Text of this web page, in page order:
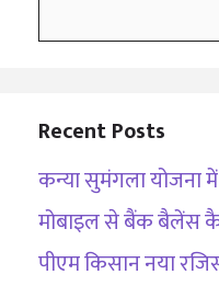
Recent Posts
कन्या सुमंगला योजना
मोबाइल से बैंक बैलेंस
पीएम किसान नया